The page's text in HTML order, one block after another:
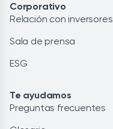
Corporativo
Relación con inversores
Sala de prensa
ESG
Te ayudamos
Preguntas frecuentes